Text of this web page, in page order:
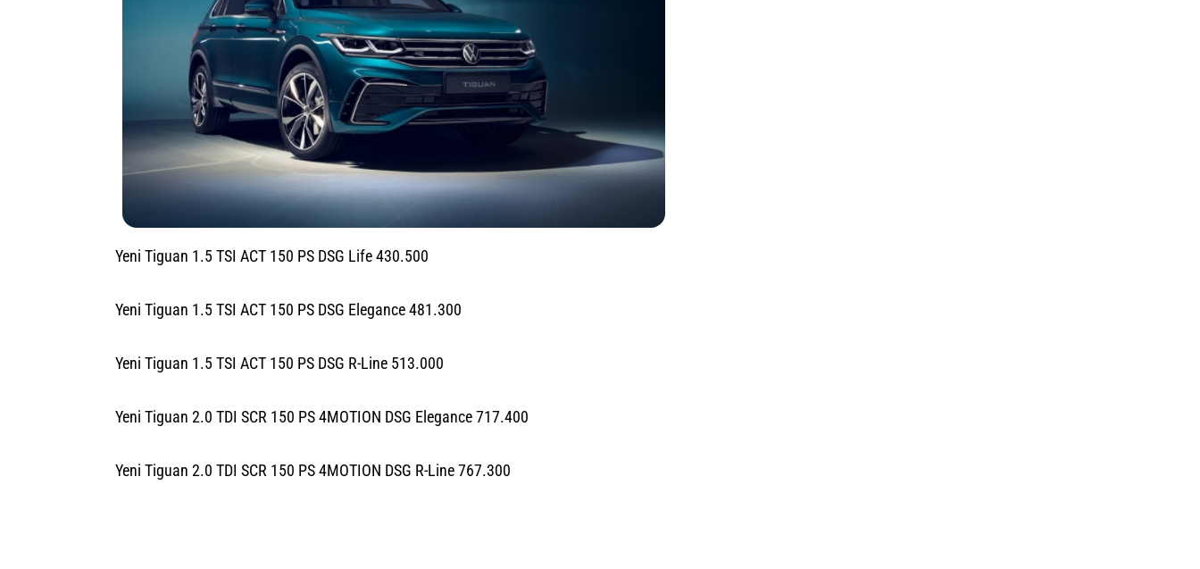
Yeni Tiguan 1.5 TSI ACT 150 PS DSG Life 430.500
Yeni Tiguan 1.5 TSI ACT 150 PS DSG Elegance 481.300
Yeni Tiguan 1.5 TSI ACT 150 PS DSG R-Line 513.000
Yeni Tiguan 2.0 TDI SCR 150 PS 4MOTION DSG Elegance 717.400
Yeni Tiguan 2.0 TDI SCR 150 PS 4MOTION DSG R-Line 767.300